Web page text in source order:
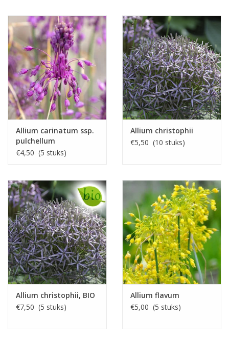
Allium carinatum ssp.
pulchellum
€4,50 (5 stuks)
Allium christophii
€5,50 (10 stuks)
Allium christophii, BIO
€7,50 (5 stuks)
Allium flavum
€5,00 (5 stuks)